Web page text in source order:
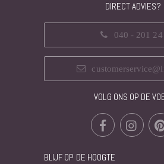
DIRECT ADVIES?
040 - 201 24
VOLG ONS OP DE
BLIJF OP DE HOOGTE